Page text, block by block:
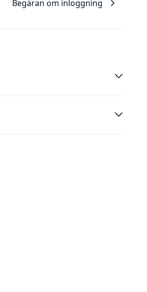
Begäran om inloggning